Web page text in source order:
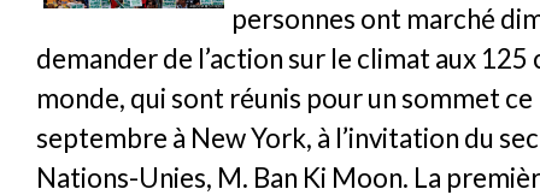
personnes ont marché
demander de l’action sur le climat aux 125
monde, qui sont réunis pour un sommet
septembre à New York, à l’invitation du
Nations-Unies, M. Ban Ki Moon. La